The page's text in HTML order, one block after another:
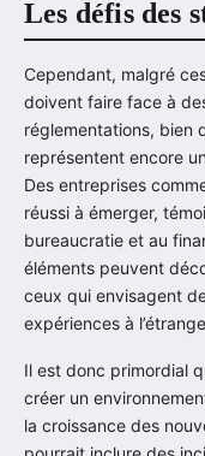
Les défis des
Cependant, malgré
doivent faire face à
réglementations, bien
représentent encore
Des entreprises
réussi à émerger,
bureaucratie et au
éléments peuvent
ceux qui envisagent
expériences à
Il est donc primordial
créer un
la croissance des